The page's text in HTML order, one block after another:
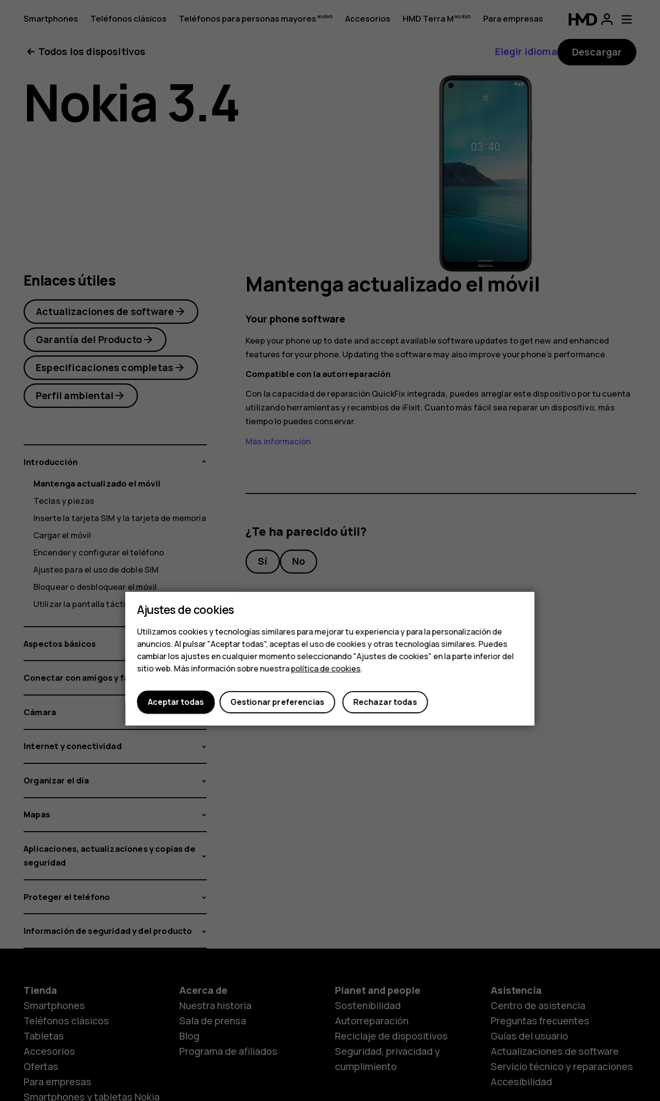
Guía
del
usuario
3.4
Smartphones Teléfonos clásicos Teléfonos para personas mayores Accesorios HMD Terra M
Para empresas
Smartphones
Teléfonos clásicos
Teléfonos para
Todos los dispositivos
Elegir idioma Descargar
Nokia 3.4
Mantenga actualizado el móvil
Your phone software
Keep your phone up to date and accept available software updates to get new and enhanced
features for your phone. Updating the software may also improve your phone’s performance.
Compatible con la autorreparación
Con la capacidad de reparación QuickFix integrada, puedes arreglar este dispositivo por tu cuenta
utilizando herramientas y recambios de iFixit. Cuanto más fácil sea reparar un dispositivo, más
tiempo lo puedes conservar.
Más información
¿Te ha parecido útil?
Sí No
Enlaces útiles
Actualizaciones de software
Garantía del Producto
Especificaciones completas
Perfil ambiental
Introducción
Mantenga actualizado el móvil
Teclas y piezas
Inserte la tarjeta SIM y la tarjeta de memoria
Cargar el móvil
Encender y configurar el teléfono
Ajustes para el uso de doble SIM
Bloquear o desbloquear el móvil
Utilizar la pantalla táctil
Aspectos básicos
Conectar con amigos y familia
Cámara
Internet y conectividad
Organizar el día
Mapas
Aplicaciones, actualizaciones y copias de
seguridad
Proteger el teléfono
Información de seguridad y del producto
Tienda
Smartphones
Teléfonos clásicos
Tabletas
Accesorios
Ofertas
Para empresas
Smartphones y tabletas Nokia
Acerca de
Nuestra historia
Sala de prensa
Blog
Programa de afiliados
Planet and people
Sostenibilidad
Autorreparación
Reciclaje de dispositivos
Seguridad, privacidad y
cumplimiento
Asistencia
Centro de asistencia
Preguntas frecuentes
Guías del usuario
Actualizaciones de software
Servicio técnico y reparaciones
Accesibilidad
Ajustes de cookies
Utilizamos cookies y tecnologías similares para mejorar tu experiencia y para la personalización de
anuncios. Al pulsar "Aceptar todas", aceptas el uso de cookies y otras tecnologías similares. Puedes
cambiar los ajustes en cualquier momento seleccionando "Ajustes de cookies" en la parte inferior del
sitio web. Más información sobre nuestrapolítica de cookies.
Rechazar todas
Gestionar preferencias
Aceptar todas